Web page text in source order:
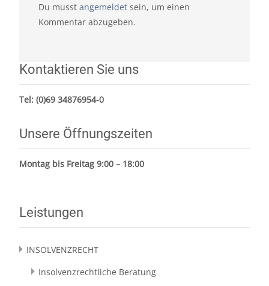
Du musst angemeldet sein, um einen
Kommentar abzugeben.
Kontaktieren Sie uns
Tel: (0)69 34876954-0
Unsere Öffnungszeiten
Montag bis Freitag 9:00 – 18:00
Leistungen
INSOLVENZRECHT
Insolvenzrechtliche Beratung